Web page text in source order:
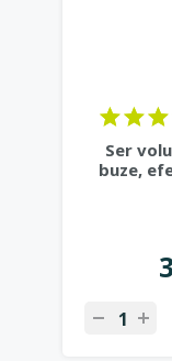
Ser
buze,